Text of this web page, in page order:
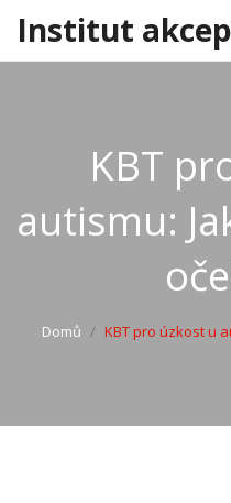
Institut
KBT
autismu:
Domů KBT pro úzkost u